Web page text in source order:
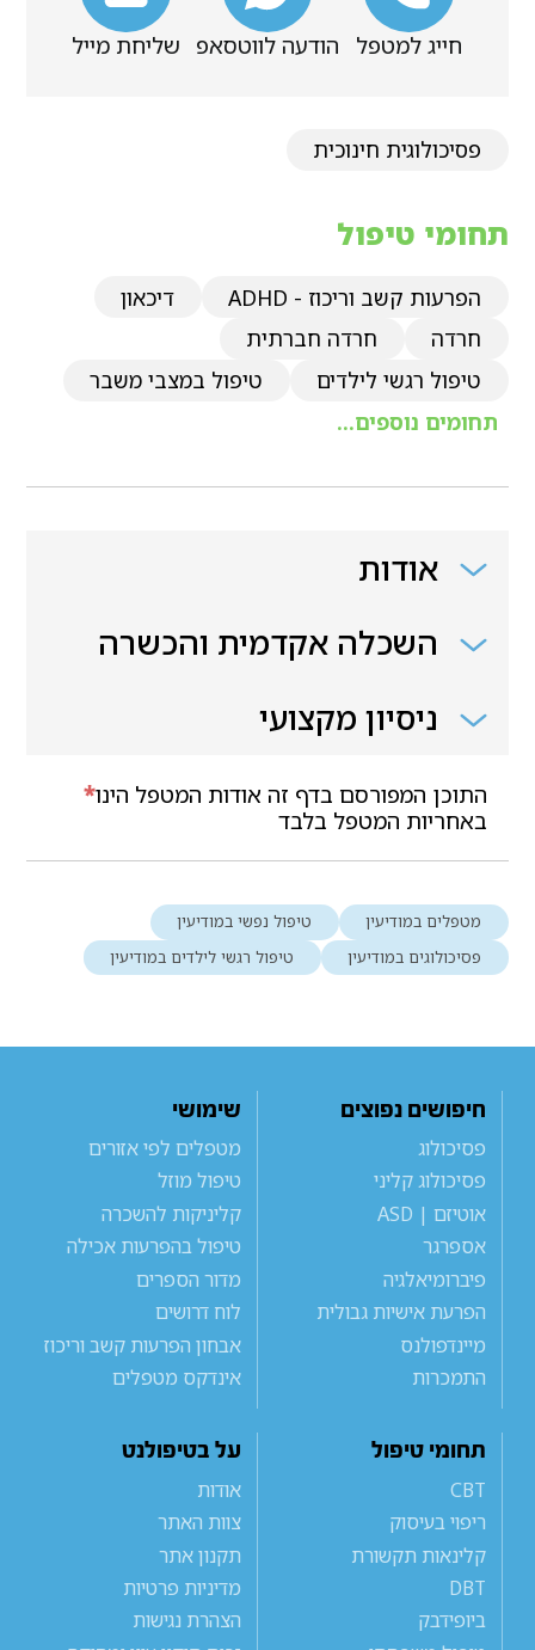
חייג למטפל הודעה לווטסאפ שליחת מייל
פסיכולוגית חינוכית
תחומי טיפול
הפרעות קשב וריכוז - ADHD
דיכאון
חרדה
חרדה חברתית
טיפול רגשי לילדים
טיפול במצבי משבר
תחומים נוספים...
אודות
השכלה אקדמית והכשרה
ניסיון מקצועי
*התוכן המפורסם בדף זה אודות המטפל הינו
באחריות המטפל בלבד
מטפלים במודיעין
טיפול נפשי במודיעין
פסיכולוגים במודיעין
טיפול רגשי לילדים במודיעין
חיפושים נפוצים
פסיכולוג
פסיכולוג קליני
אוטיזם | ASD
אספרגר
פיברומיאלגיה
הפרעת אישיות גבולית
מיינדפולנס
התמכרות
שימושי
מטפלים לפי אזורים
טיפול מוזל
קליניקות להשכרה
טיפול בהפרעות אכילה
מדור הספרים
לוח דרושים
אבחון הפרעות קשב וריכוז
אינדקס מטפלים
תחומי טיפול
CBT
ריפוי בעיסוק
קלינאות תקשורת
DBT
ביופידבק
על בטיפולנט
אודות
צוות האתר
תקנון אתר
מדיניות פרטיות
הצהרת נגישות